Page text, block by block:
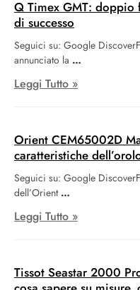
Q Timex GMT: doppio
di successo
Seguici su: Google
annunciato la
Leggi Tutto »
Orient CEM65002D
caratteristiche
Seguici su: Google
dell’Orient
Leggi Tutto »
Tissot Seastar 2000